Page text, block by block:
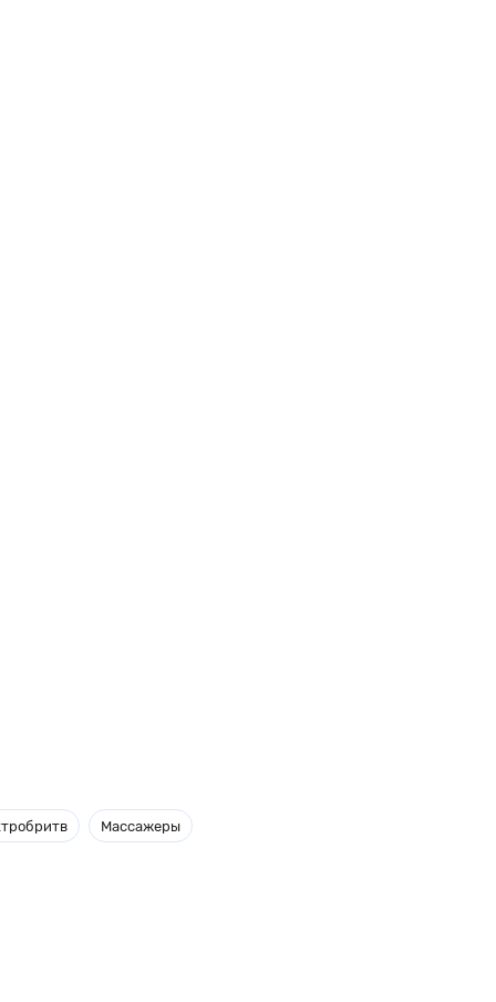
Массажеры